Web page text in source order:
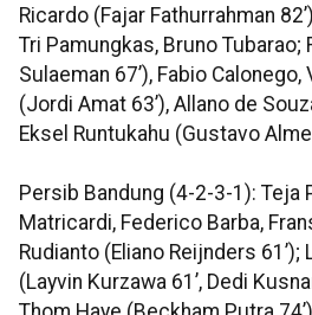
Ricardo (Fajar Fathurrahman
Tri Pamungkas, Bruno Tubarao;
Sulaeman 67’), Fabio
(Jordi Amat 63’), Allano de
Eksel Runtukahu (Gustavo
Persib Bandung (4-2-3-1): Teja
Matricardi, Federico Barba,
Rudianto (Eliano Reijnders
(Layvin Kurzawa 61’, Dedi